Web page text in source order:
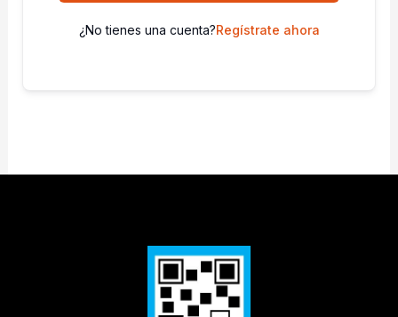
¿No tienes una cuenta?Regístrate ahora